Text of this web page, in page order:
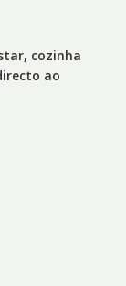
cozinha
ao